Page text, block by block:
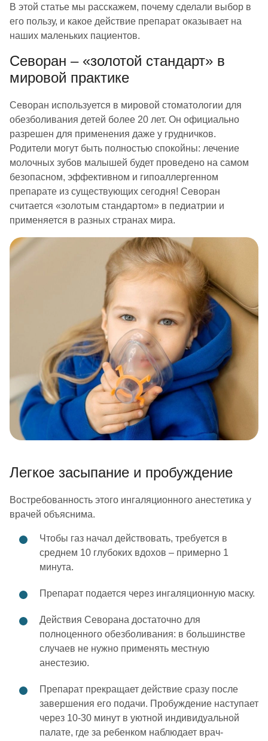
В этой статье мы расскажем, почему сделали выбор в
его пользу, и какое действие препарат оказывает на
наших маленьких пациентов.
Севоран – «золотой стандарт» в
мировой практике
Севоран используется в мировой стоматологии для
обезболивания детей более 20 лет. Он официально
разрешен для применения даже у грудничков.
Родители могут быть полностью спокойны: лечение
молочных зубов малышей будет проведено на самом
безопасном, эффективном и гипоаллергенном
препарате из существующих сегодня! Севоран
считается «золотым стандартом» в педиатрии и
применяется в разных странах мира.
Легкое засыпание и пробуждение
Востребованность этого ингаляционного анестетика у
врачей объяснима.
Чтобы газ начал действовать, требуется в
среднем 10 глубоких вдохов – примерно 1
минута.
Препарат подается через ингаляционную маску.
Действия Севорана достаточно для
полноценного обезболивания: в большинстве
случаев не нужно применять местную
анестезию.
Препарат прекращает действие сразу после
завершения его подачи. Пробуждение наступает
через 10-30 минут в уютной индивидуальной
палате, где за ребенком наблюдает врач-